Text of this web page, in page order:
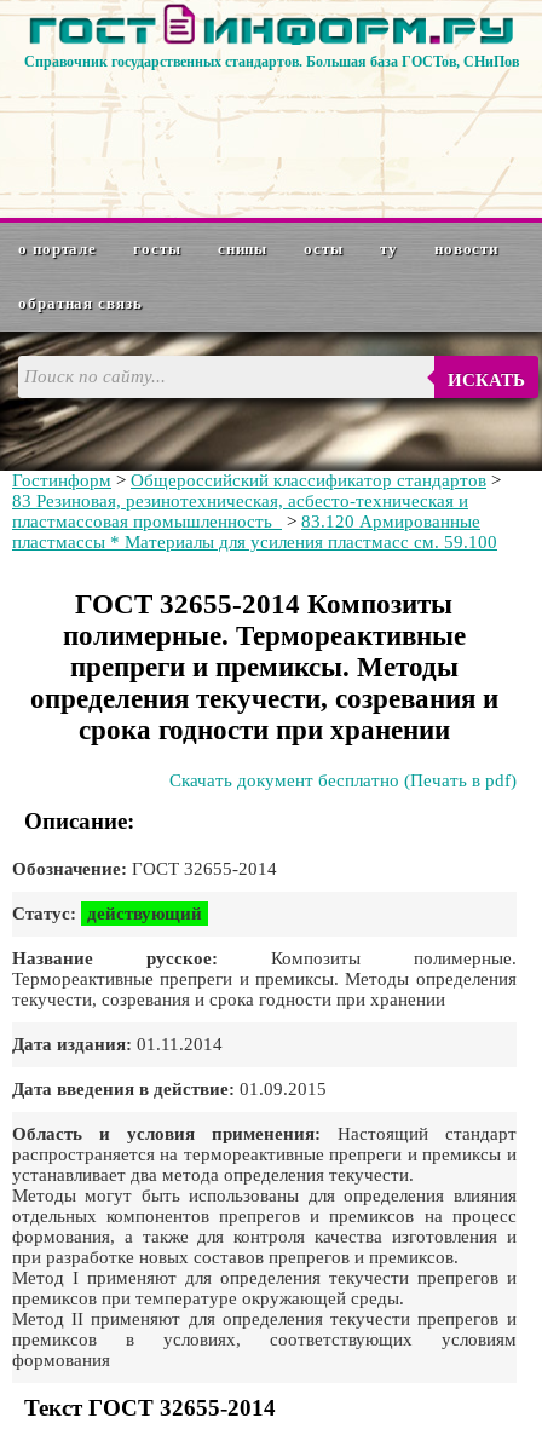
Справочник государственных стандартов. Большая база ГОСТов, СНиПов
о портале госты снипы осты ту новости
обратная связь
ИСКАТЬ
Гостинформ > Общероссийский классификатор стандартов >
83 Резиновая, резинотехническая, асбесто-техническая и
пластмассовая промышленность
> 83.120 Армированные
пластмассы * Материалы для усиления пластмасс см. 59.100
ГОСТ 32655-2014 Композиты
полимерные. Термореактивные
препреги и премиксы. Методы
определения текучести, созревания и
срока годности при хранении
Скачать документ бесплатно (Печать в pdf)
Описание:
Обозначение: ГОСТ 32655-2014
Статус: действующий
Название русское: Композиты полимерные.
Термореактивные препреги и премиксы. Методы определения
текучести, созревания и срока годности при хранении
Дата издания: 01.11.2014
Дата введения в действие: 01.09.2015
Область и условия применения: Настоящий стандарт
распространяется на термореактивные препреги и премиксы и
устанавливает два метода определения текучести.
Методы могут быть использованы для определения влияния
отдельных компонентов препрегов и премиксов на процесс
формования, а также для контроля качества изготовления и
при разработке новых составов препрегов и премиксов.
Метод I применяют для определения текучести препрегов и
премиксов при температуре окружающей среды.
Метод II применяют для определения текучести препрегов и
премиксов в условиях, соответствующих условиям
формования
Текст ГОСТ 32655-2014